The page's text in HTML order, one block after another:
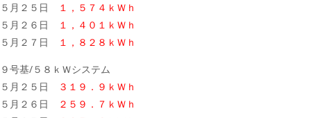
５月２５日
１，５７４ｋＷｈ
５月２６日
１，４０１ｋＷｈ
５月２７日
１，８２８ｋＷｈ
９号基/５８ｋＷシステム
５月２５日
３１９．９ｋＷｈ
５月２６日
２５９．７ｋＷｈ